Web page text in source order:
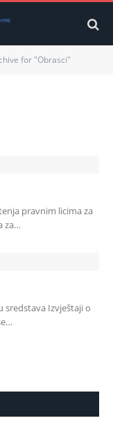
for "Obrasci"
pravnim licima za
za…
sredstava Izvještaji o